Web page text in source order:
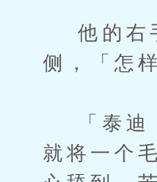
他的右
侧，「怎
「泰迪
就将一个